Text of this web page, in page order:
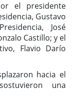
el presidente
Gustavo
José
Castillo; y el
Flavio Darío
hacia el
una